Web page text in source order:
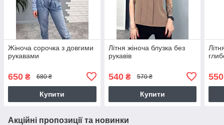
Жіноча сорочка з довгими
рукавами
650 ₴ 680 ₴
Купити
Літня жіноча блузка без
рукавів
540₴ 570 ₴
Купити
550
Акційні пропозиції та новинки